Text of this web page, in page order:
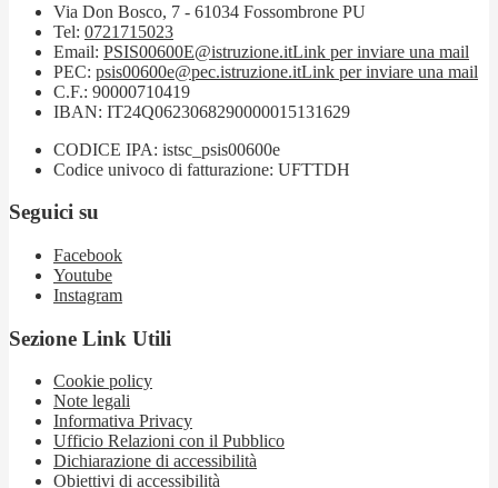
Via Don Bosco, 7 - 61034 Fossombrone PU
Tel: 0721715023
Email: PSIS00600E@istruzione.itLink per inviare una mail
PEC: psis00600e@pec.istruzione.itLink per inviare una mail
C.F.: 90000710419
IBAN: IT24Q0623068290000015131629
CODICE IPA: istsc_psis00600e
Codice univoco di fatturazione: UFTTDH
Seguici su
Facebook
Youtube
Instagram
Sezione Link Utili
Cookie policy
Note legali
Informativa Privacy
Ufficio Relazioni con il Pubblico
Dichiarazione di accessibilità
Obiettivi di accessibilità